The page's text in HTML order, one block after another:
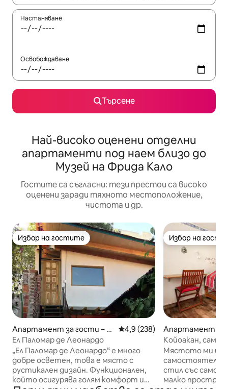
Настаняване
Освобождаване
Търсене
Най-високо оценени отделни
апартаменти под наем близо до
Музей на Фрида Кало
Гостите са съгласни: тези престои са високо
оценени заради тяхното местоположение,
чистота и др.
Избор на гостите
Избор на гостите
Апартамент за гости – М
ексико Сити
Средна оценка: 4,9 от 5,
4,9 (238)
Ел Паломар де Леонардо
„Ел Паломар де Леонардо“ е много
добре осветен, това е място с
рустикален дизайн. Функционален,
който осигурява голям комфорт и
Избор на
Избор на
Апартамент за
Мексико Сити
Койоакан,
печка и вана
Мястото ми ще
самостоятелна
стил със
малко